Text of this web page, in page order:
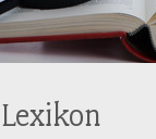
Lexikon